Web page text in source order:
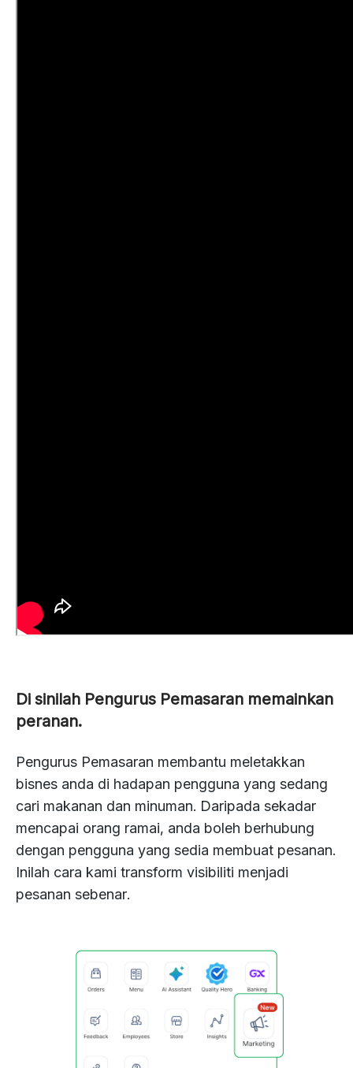
Di sinilah Pengurus Pemasaran memainkan
peranan.
Pengurus Pemasaran membantu meletakkan
bisnes anda di hadapan pengguna yang sedang
cari makanan dan minuman. Daripada sekadar
mencapai orang ramai, anda boleh berhubung
dengan pengguna yang sedia membuat pesanan.
Inilah cara kami transform visibiliti menjadi
pesanan sebenar.